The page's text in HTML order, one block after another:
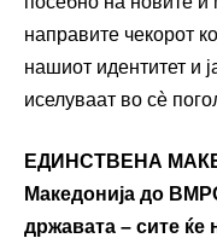
направите чекорот
нашиот идентитет и
иселуваат во сè
ЕДИНСТВЕНА
Македонија до
државата – сите ќе